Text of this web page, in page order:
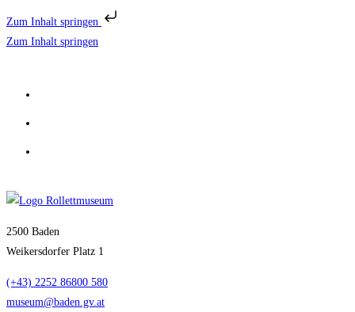
Zum Inhalt springen
Zum Inhalt springen
2500 Baden
Weikersdorfer Platz 1
(+43) 2252 86800 580
museum@baden.gv.at